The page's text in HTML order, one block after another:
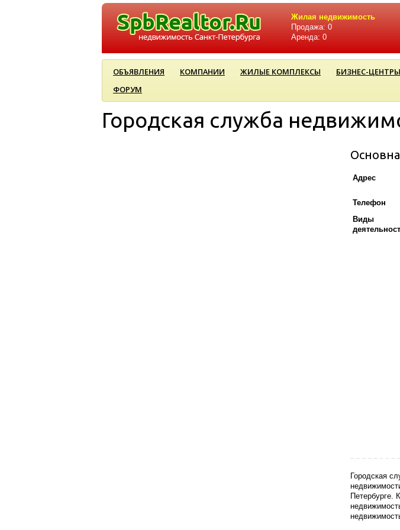
Жилая недвижимость
Продажа: 0
Аренда: 0
ОБЪЯВЛЕНИЯ КОМПАНИИ ЖИЛЫЕ КОМПЛЕКСЫ БИЗНЕС-ЦЕНТРЫ
ФОРУМ
Городская служба
Адрес
Телефон
Виды
Городская
Петербурге.